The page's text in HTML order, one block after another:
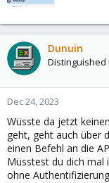
Dunuin
Distinguished
Dec 24, 2023
Wüsste da jetzt
geht, geht auch über
einen Befehl an die
Müsstest du dich mal
ohne